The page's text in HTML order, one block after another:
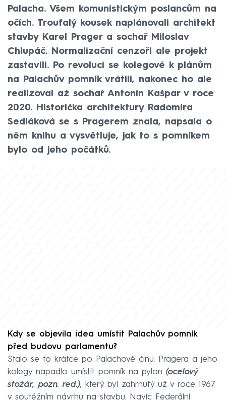
Palacha. Všem komunistickým poslancům na
očích. Troufalý kousek naplánovali architekt
stavby Karel Prager a sochař Miloslav
Chlupáč. Normalizační cenzoři ale projekt
zastavili. Po revoluci se kolegové k plánům
na Palachův pomník vrátili, nakonec ho ale
realizoval až sochař Antonín Kašpar v roce
2020. Historička architektury Radomíra
Sedláková se s Pragerem znala, napsala o
něm knihu a vysvětluje, jak to s pomníkem
bylo od jeho počátků.
Kdy se objevila idea umístit Palachův pomník
před budovu parlamentu?
Stalo se to krátce po Palachově činu. Pragera a jeho
kolegy napadlo umístit pomník na pylon (ocelový
stožár, pozn. red.), který byl zahrnutý už v roce 1967
v soutěžním návrhu na stavbu. Navíc Federální